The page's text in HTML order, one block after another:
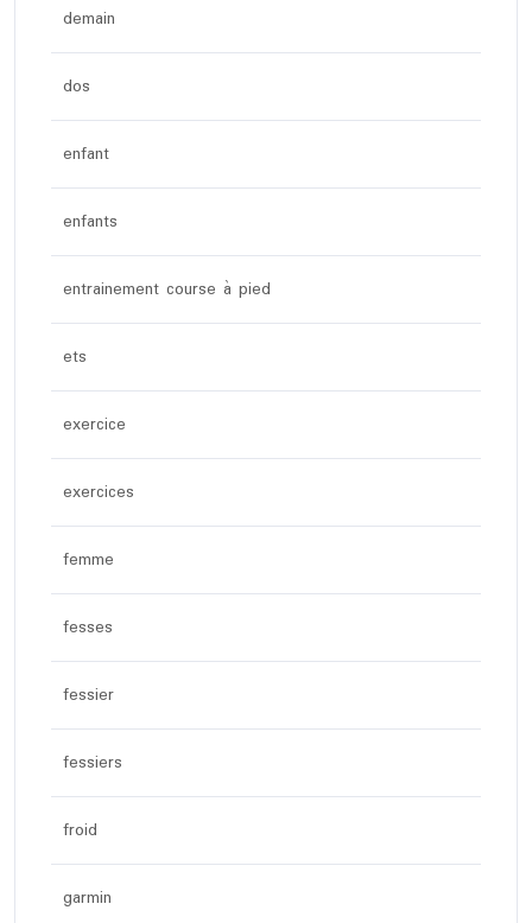
demain
dos
enfant
enfants
entrainement course à pied
ets
exercice
exercices
femme
fesses
fessier
fessiers
froid
garmin